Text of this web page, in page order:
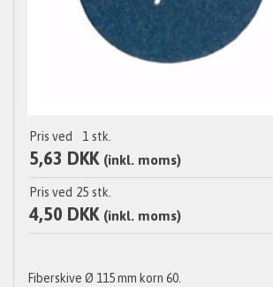
Pris ved 1 stk.
5,63 DKK (inkl. moms)
Pris ved 25 stk.
4,50 DKK (inkl. moms)
Fiberskive Ø 115 mm korn 60.